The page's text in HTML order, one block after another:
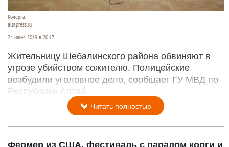
Кочерга.
altapress.ru
24 июня 2019 в 20:17
Жительницу Шебалинского района обвиняют в
угрозе убийством сожителю. Полицейские
возбудили уголовное дело, сообщает ГУ МВД по
Республике Алтай.
Читать полностью
Фермер из США, фестиваль с парадом корги и